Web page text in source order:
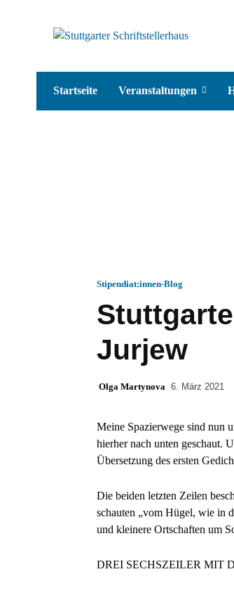
Startseite Veranstaltungen
Stipendiat:innen-Blog
Jurjew
Olga Martynova 6. März 2021
Meine Spazierwege sind nun
hierher nach unten geschaut.
Übersetzung des ersten
Die beiden letzten Zeilen
schauten „vom Hügel, wie in
und kleinere Ortschaften um
DREI SECHSZEILER MIT